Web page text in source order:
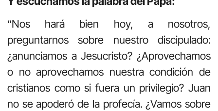
“Nos hará bien hoy, a nosotros,
preguntarnos sobre nuestro discipulado:
¿anunciamos a Jesucristo? ¿Aprovechamos
o no aprovechamos nuestra condición de
cristianos como si fuera un privilegio? Juan
no se apoderó de la profecía. ¿Vamos sobre